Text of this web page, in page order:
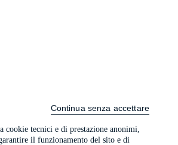
cookie tecnici e di prestazione anonimi,
il funzionamento del sito e di
Continua senza accettare